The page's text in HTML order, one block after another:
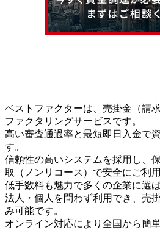
ベストファクターは、売掛金（請
ファクタリングサービスです。
高い審査通過率と最短即日入金で
す。
信頼性の高いシステムを採用し、
取（ノンリコース）で安全にご利
低手数料も魅力で多くの企業に選
法人・個人を問わず利用でき、売
み可能です。
オンライン対応により全国から簡